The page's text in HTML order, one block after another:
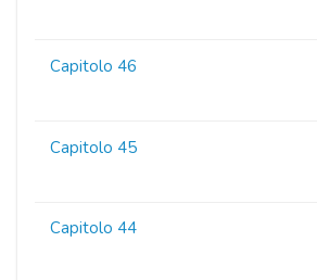
Capitolo 46
Capitolo 45
Capitolo 44